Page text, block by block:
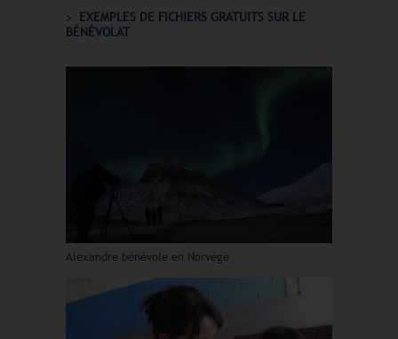
EXEMPLES DE FICHIERS GRATUITS SUR LE
BÉNÉVOLAT
Alexandre bénévole en Norvège